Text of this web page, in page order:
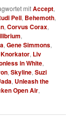
mitAccept
Pell Behemoth
,Corvus Corax
,Gene Simmons
,Knorkator Liv
in White
,Skyline ,Suzi
Unleash the
Open Air